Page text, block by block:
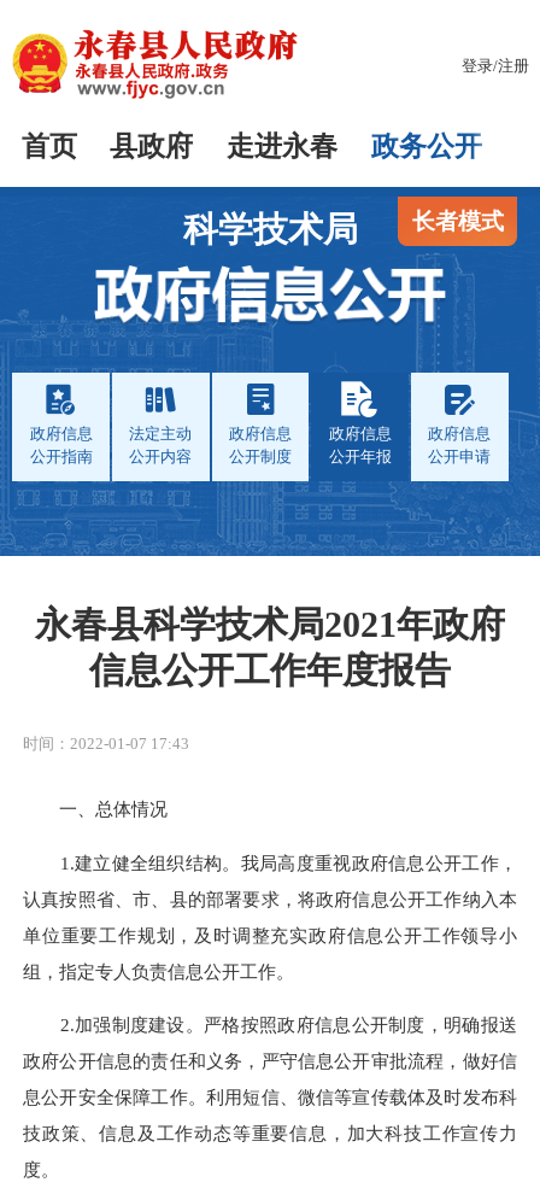
登录/注册
首页 县政府 走进永春 政务公开
长者模式
科学技术局
政府信息
公开指南
法定主动
公开内容
政府信息
公开制度
政府信息
公开年报
政府信息
公开申请
永春县科学技术局2021年政府
信息公开工作年度报告
时间：2022-01-07 17:43
一、总体情况
1.建立健全组织结构。我局高度重视政府信息公开工作，
认真按照省、市、县的部署要求，将政府信息公开工作纳入本
单位重要工作规划，及时调整充实政府信息公开工作领导小
组，指定专人负责信息公开工作。
2.加强制度建设。严格按照政府信息公开制度，明确报送
政府公开信息的责任和义务，严守信息公开审批流程，做好信
息公开安全保障工作。利用短信、微信等宣传载体及时发布科
技政策、信息及工作动态等重要信息，加大科技工作宣传力
度。